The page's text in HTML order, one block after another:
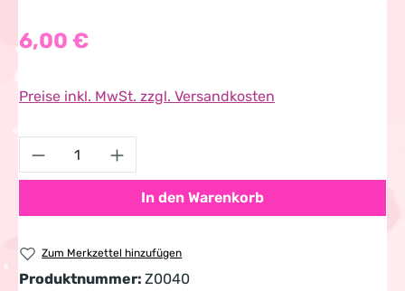
Regulärer Preis:
6,00 €
Preise inkl. MwSt. zzgl. Versandkosten
Produkt Anzahl: Gib den gewünschten
In den Warenkorb
Zum Merkzettel hinzufügen
Produktnummer: Z0040